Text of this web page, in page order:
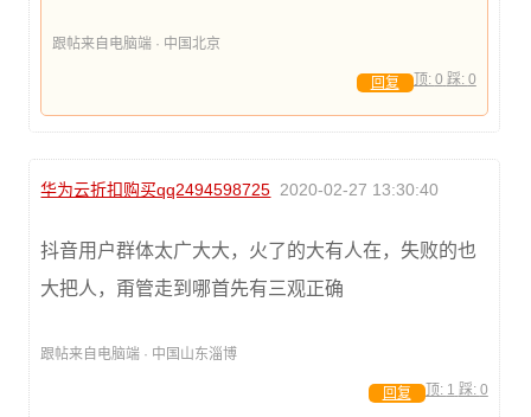
跟帖来自电脑端 · 中国北京
顶: 0 踩: 0
回复
华为云折扣购买qq2494598725 2020-02-27 13:30:40
抖音用户群体太广大大，火了的大有人在，失败的也
大把人，甭管走到哪首先有三观正确
跟帖来自电脑端 · 中国山东淄博
顶: 1 踩: 0
回复